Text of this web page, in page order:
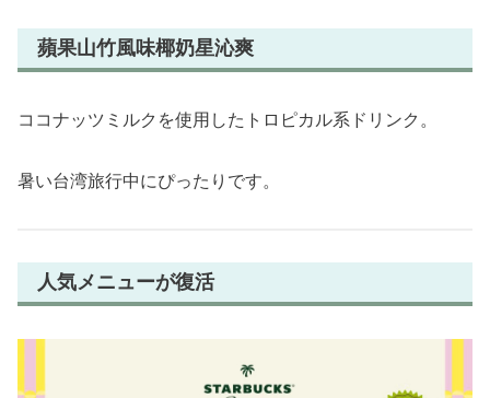
蘋果山竹風味椰奶星沁爽
ココナッツミルクを使用したトロピカル系ドリンク。
暑い台湾旅行中にぴったりです。
人気メニューが復活